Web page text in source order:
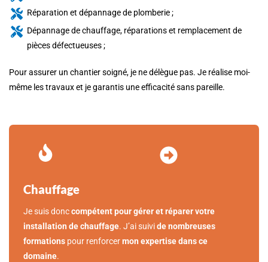
Réparation et dépannage de plomberie ;
Dépannage de chauffage, réparations et remplacement de
pièces défectueuses ;
Pour assurer un chantier soigné, je ne délègue pas. Je réalise moi-
même les travaux et je garantis une efficacité sans pareille.
Chauffage
Je suis donccompétent pour gérer et réparer votre
installation de chauffage. J’ai suivide nombreuses
formations pour renforcermon expertise dans ce
domaine.